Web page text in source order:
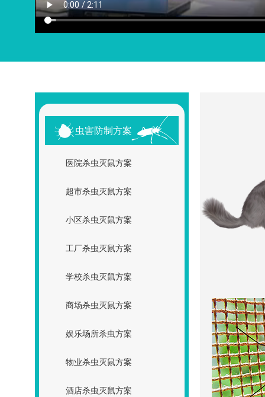
虫害防制方案
医院杀虫灭鼠方案
超市杀虫灭鼠方案
小区杀虫灭鼠方案
工厂杀虫灭鼠方案
学校杀虫灭鼠方案
商场杀虫灭鼠方案
娱乐场所杀虫方案
物业杀虫灭鼠方案
酒店杀虫灭鼠方案